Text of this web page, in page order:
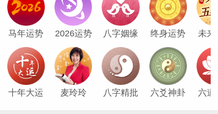
绪唤起”，指的是当人们经历强烈情绪波动
时，更容易将这种体验误认为爱情。在这些
星座组合的互动中，剧烈的情绪起伏恰恰成
为爱情的催化剂。更重要的是，这种 “ 相爱
相杀”的模式创造了一种独特的亲密感——
只有你能让我如此失控，只有你能看到我最
马年运势 2026运势 八字姻缘 终身运势 未来
十年大运 麦玲玲 八字精批 六爻神卦 六道